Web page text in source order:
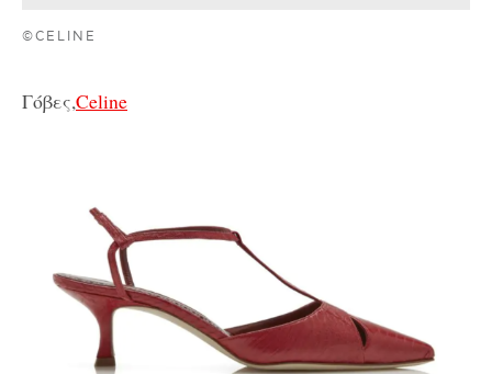
©CELINE
Γόβες,Celine